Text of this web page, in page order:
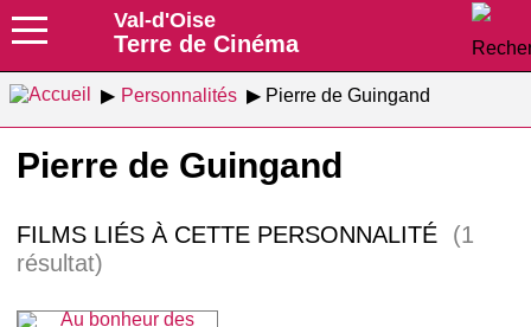
Val-d'Oise
Terre de Cinéma
Personnalités Pierre de Guingand
Pierre de Guingand
FILMS LIÉS À CETTE PERSONNALITÉ
(1
résultat)